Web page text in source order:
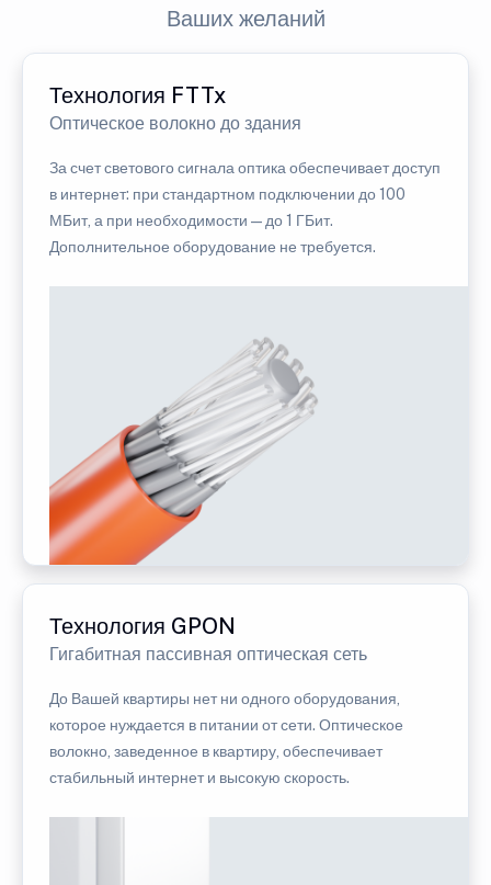
Ваших желаний
Технология FTTx
Оптическое волокно до здания
За счет светового сигнала оптика обеспечивает доступ
в интернет: при стандартном подключении до 100
МБит, а при необходимости — до 1 ГБит.
Дополнительное оборудование не требуется.
Технология GPON
Гигабитная пассивная оптическая сеть
До Вашей квартиры нет ни одного оборудования,
которое нуждается в питании от сети. Оптическое
волокно, заведенное в квартиру, обеспечивает
стабильный интернет и высокую скорость.